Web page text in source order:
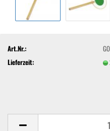
Art.Nr.:
Lieferzeit: